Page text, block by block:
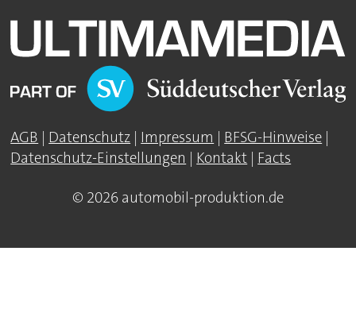
AGB | Datenschutz | Impressum | BFSG-Hinweise |
Datenschutz-Einstellungen | Kontakt | Facts
© 2026 automobil-produktion.de